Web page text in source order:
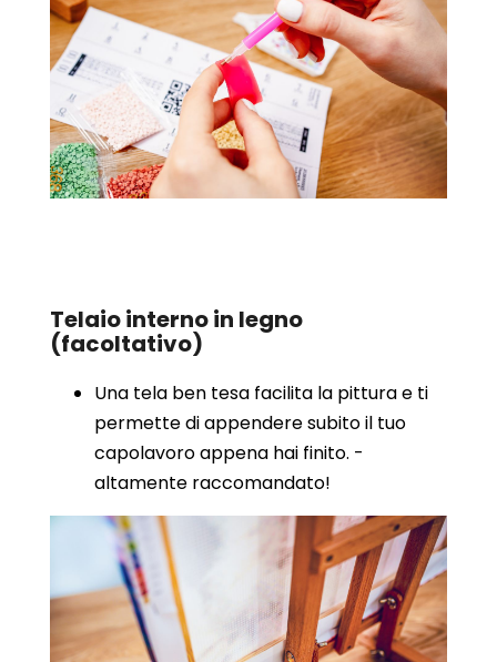
Telaio interno in legno
(facoltativo)
Una tela ben tesa facilita la pittura e ti
permette di appendere subito il tuo
capolavoro appena hai finito. -
altamente raccomandato!